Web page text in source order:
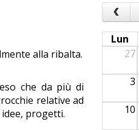
alla ribalta.
che da più di
relative ad
progetti.
‹
Lun
27
3
10